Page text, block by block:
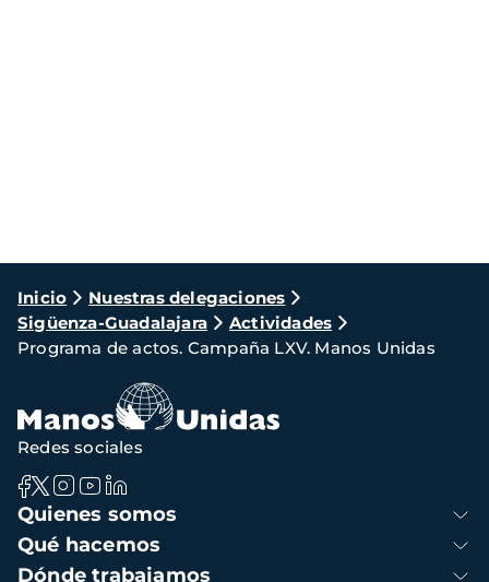
Ruta
de
navegación
Inicio
Nuestras delegaciones
Sigüenza-Guadalajara
Actividades
Programa de actos. Campaña LXV. Manos Unidas
Navegación
principal
Quienes somos
Qué hacemos
Dónde trabajamos
Redes sociales